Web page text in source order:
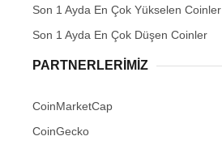
Son 1 Ayda En Çok Yükselen Coinler
Son 1 Ayda En Çok Düşen Coinler
PARTNERLERIMIZ
CoinMarketCap
CoinGecko